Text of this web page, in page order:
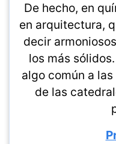
De hecho, en
en arquitectura,
decir
los más
algo común a
de las